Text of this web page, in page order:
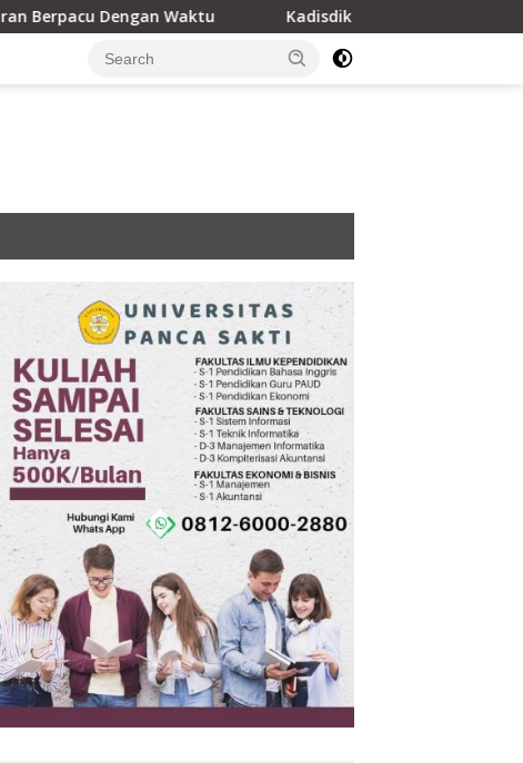
Waktu Kadisdik Beltim, Sabarudin Kunci Jalur